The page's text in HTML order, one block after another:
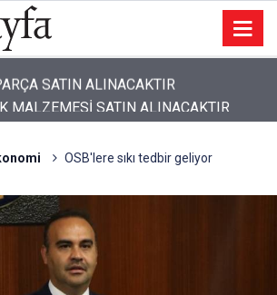
MALZEMESİ SATIN ALINACAKTIR
OSB'lere sıkı tedbir geliyor